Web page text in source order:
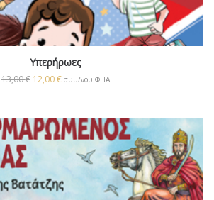
Υπερήρωες
13,00€ 12,00€ συμ/νου ΦΠΑ